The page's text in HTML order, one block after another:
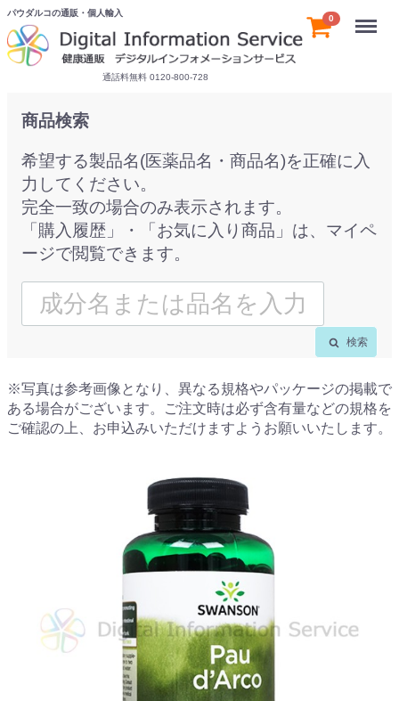
パウダルコの通販・個人輸入
通話料無料 0120-800-728
0 Menu
商品検索
希望する製品名(医薬品名・商品名)を正確に入
力してください。
完全一致の場合のみ表示されます。
「購入履歴」・「お気に入り商品」は、マイペ
ージで閲覧できます。
検索
※写真は参考画像となり、異なる規格やパッケージの掲載で
ある場合がございます。ご注文時は必ず含有量などの規格を
ご確認の上、お申込みいただけますようお願いいたします。